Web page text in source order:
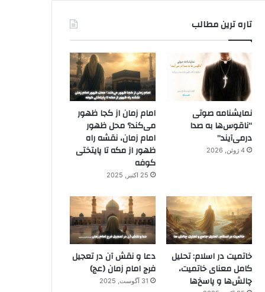
تاره ترین مطالب
نمایشنامه صوتی
“ناقوس‌ها به صدا
در‌می‌آیند”
4 ژوئن, 2026
امام زمان از کجا ظهور
می‌کند؟ محل ظهور
امام زمان، نقشه راه
ظهور از مکه تا پایتختی
کوفه
25 اکتبر, 2025
خاتمیت در اسلام: تحلیل
کامل معنای خاتمیت،
چالش‌ها و پاسخ‌ها
دعا و نقش آن در تعجیل
فرج امام زمان (عج)
31 آگوست, 2025